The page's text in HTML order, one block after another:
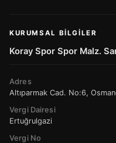
KURUMSAL BILGILER
Koray Spor Spor Malz.
Adres
Altıparmak Cad. No:6,
Vergi Dairesi
Ertuğrulgazi
Vergi No